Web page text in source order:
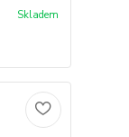
Skladem